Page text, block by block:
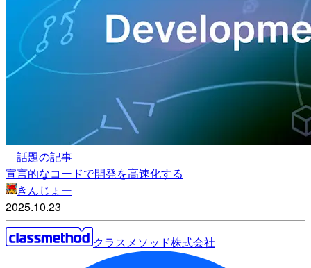
話題の記事
宣言的なコードで開発を高速化する
きんじょー
2025.10.23
クラスメソッド株式会社